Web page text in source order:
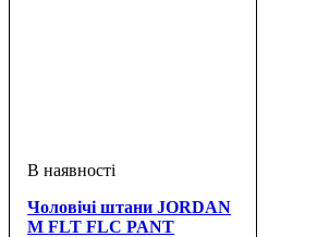
Чоловічі штани JORDAN
M FLT FLC PANT